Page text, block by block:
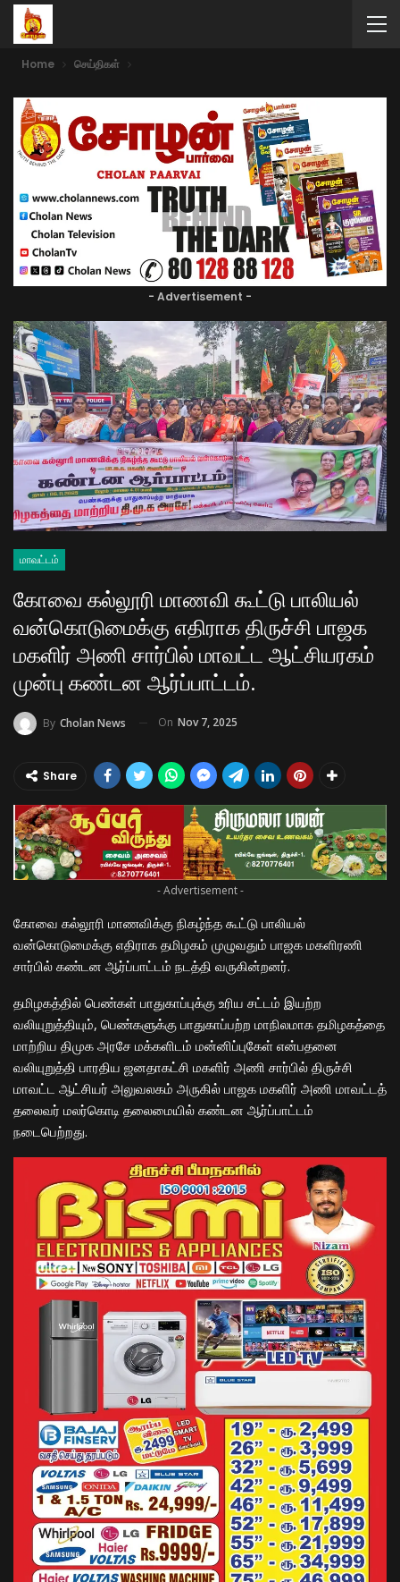
Home செய்திகள்
- Advertisement -
மாவட்டம்
கோவை கல்லூரி மாணவி கூட்டு பாலியல்
வன்கொடுமைக்கு எதிராக திருச்சி பாஜக
மகளிர் அணி சார்பில் மாவட்ட ஆட்சியரகம்
முன்பு கண்டன ஆர்ப்பாட்டம்.
By Cholan News On Nov 7, 2025
Share
- Advertisement -
கோவை கல்லூரி மாணவிக்கு நிகழ்ந்த கூட்டு பாலியல்
வன்கொடுமைக்கு எதிராக தமிழகம் முழுவதும் பாஜக மகளிரணி
சார்பில் கண்டன ஆர்ப்பாட்டம் நடத்தி வருகின்றனர்.
தமிழகத்தில் பெண்கள் பாதுகாப்புக்கு உரிய சட்டம் இயற்ற
வலியுறுத்தியும், பெண்களுக்கு பாதுகாப்பற்ற மாநிலமாக தமிழகத்தை
மாற்றிய திமுக அரசே மக்களிடம் மன்னிப்புகேள் என்பதனை
வலியுறுத்தி பாரதிய ஜனதாகட்சி மகளிர் அணி சார்பில் திருச்சி
மாவட்ட ஆட்சியர் அலுவலகம் அருகில் பாஜக மகளிர் அணி மாவட்டத்
தலைவர் மலர்கொடி தலைமையில் கண்டன ஆர்ப்பாட்டம்
நடைபெற்றது.